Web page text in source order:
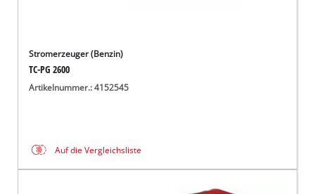
Stromerzeuger (Benzin)
TC-PG 2600
Artikelnummer.: 4152545
Auf die Vergleichsliste